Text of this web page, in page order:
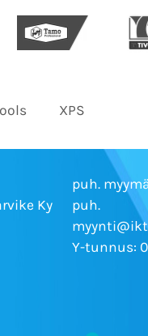
XPS
Ky
puh.
puh.
Y-tunnus: